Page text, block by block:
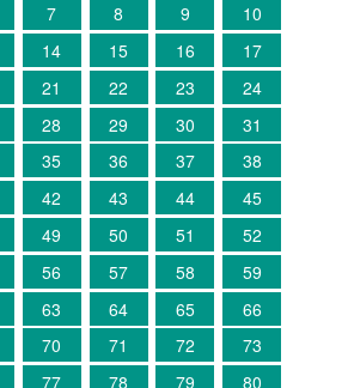
7 8 9
10
14 15 16
17
21 22 23
24
28 29 30
31
35 36 37
38
42 43 44
45
49 50 51
52
56 57 58
59
63 64 65
66
70 71 72
73
77 78 79
80